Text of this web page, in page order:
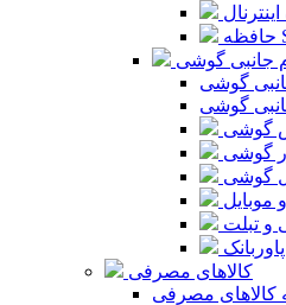
جانبی گوشی
گوشی
گوشی
گوشی
گوشی
گوشی
موبایل
و تبلت
پاوربانک
کالاهای مصرفی
کالاهای مصرفی